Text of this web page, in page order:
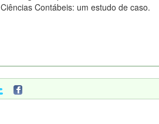
Ciências Contábeis: um estudo de caso.